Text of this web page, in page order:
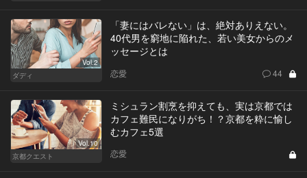
Vol.2
ダディ
「妻にはバレない」は、絶対ありえない。
40代男を窮地に陥れた、若い美女からのメ
ッセージとは
恋愛 44
Vol.10
京都クエスト
ミシュラン割烹を抑えても、実は京都では
カフェ難民になりがち！？京都を粋に愉し
むカフェ5選
恋愛